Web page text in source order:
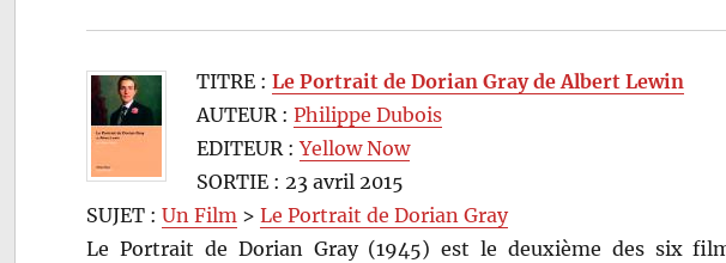
TITRE :Le Portrait de Dorian Gray de Albert Lewin
AUTEUR :Philippe Dubois
EDITEUR :Yellow Now
SORTIE : 23 avril 2015
SUJET :Un Film >Le Portrait de Dorian Gray
Le Portrait de Dorian Gray (1945) est le deuxième des six